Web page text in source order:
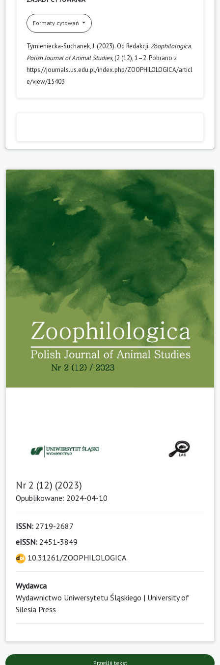
Formaty cytowań
Tymieniecka-Suchanek, J. (2023). Od Redakcji.Zoophilologica.
Polish Journal of Animal Studies, (2 (12), 1–2. Pobrano z
https://journals.us.edu.pl/index.php/ZOOPHILOLOGICA/articl
e/view/15403
Nr 2 (12) (2023)
Opublikowane: 2024-04-10
ISSN: 2719-2687
eISSN: 2451-3849
10.31261/ZOOPHILOLOGICA
Wydawca
Wydawnictwo Uniwersytetu Śląskiego | University of
Silesia Press
Prześlij tekst